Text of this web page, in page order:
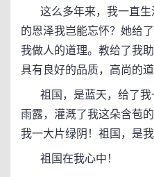
这么多年来，我一直生
的恩泽我岂能忘怀？她给
我做人的道理。教给了我
具有良好的品质，高尚的
祖国，是蓝天，给了我
雨露，灌溉了我这朵含苞
我一大片绿阴！祖国，是我
祖国在我心中！